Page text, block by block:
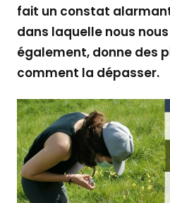
fait un constat
dans laquelle nous
également, donne des
comment la dépasser.